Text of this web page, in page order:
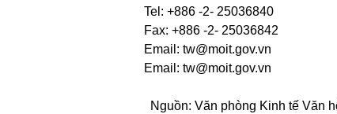
Tel: +886 -2- 25036840
Fax: +886 -2- 25036842
Email: tw@moit.gov.vn
Email: tw@moit.gov.vn
Nguồn: Văn phòng Kinh tế Văn